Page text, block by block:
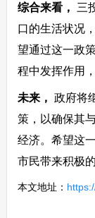
综合来看，
三
口的生活状况
望通过这一政
程中发挥作用
未来， 政府将
策，以确保其
经济。希望这
市民带来积极的
本文地址：